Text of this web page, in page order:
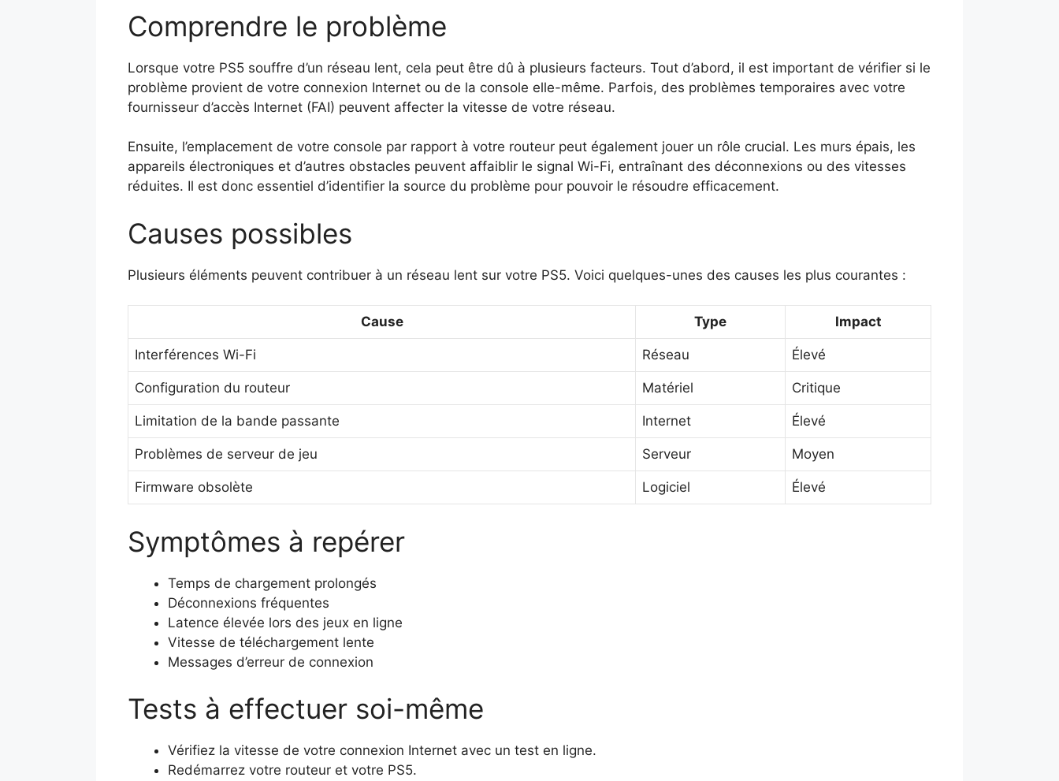
Comprendre le problème
Lorsque votre PS5 souffre d’un réseau lent, cela peut être dû à plusieurs facteurs. Tout d’abord, il est important de vérifier si le
problème provient de votre connexion Internet ou de la console elle-même. Parfois, des problèmes temporaires avec votre
fournisseur d’accès Internet (FAI) peuvent affecter la vitesse de votre réseau.
Ensuite, l’emplacement de votre console par rapport à votre routeur peut également jouer un rôle crucial. Les murs épais, les
appareils électroniques et d’autres obstacles peuvent affaiblir le signal Wi-Fi, entraînant des déconnexions ou des vitesses
réduites. Il est donc essentiel d’identifier la source du problème pour pouvoir le résoudre efficacement.
Causes possibles
Plusieurs éléments peuvent contribuer à un réseau lent sur votre PS5. Voici quelques-unes des causes les plus courantes :
Cause Type Impact
Interférences Wi-Fi Réseau Élevé
Configuration du routeur Matériel Critique
Limitation de la bande passante Internet Élevé
Problèmes de serveur de jeu Serveur Moyen
Firmware obsolète Logiciel Élevé
Symptômes à repérer
Temps de chargement prolongés
Déconnexions fréquentes
Latence élevée lors des jeux en ligne
Vitesse de téléchargement lente
Messages d’erreur de connexion
Tests à effectuer soi-même
Vérifiez la vitesse de votre connexion Internet avec un test en ligne.
Redémarrez votre routeur et votre PS5.